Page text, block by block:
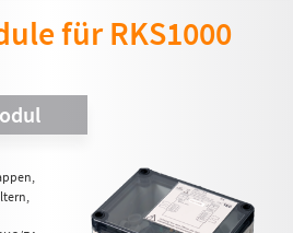
für RKS1000